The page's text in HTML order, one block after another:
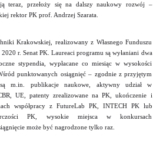
teraz, przełoży się na dalszy naukowy rozwój –
rektor PK prof. Andrzej Szarata.
Krakowskiej, realizowany z Własnego Funduszu
r. Senat PK. Laureaci programu są wyłaniani dwa
stypendia, wypłacane co miesiąc w wysokości
punktowanych osiągnięć – zgodnie z przyjętym
m.in. publikacje naukowe, aktywny udział w
UE, patenty zrealizowane na PK, ukończenie i
współpracy z FutureLab PK, INTECH PK lub
PK, wysokie miejsca w konkursach
może być nagrodzone tylko raz.